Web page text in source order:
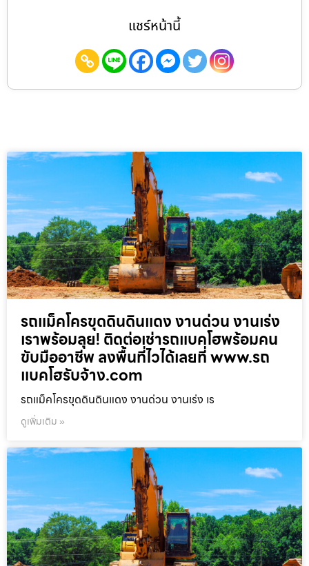
แชร์หน้านี้
รถแม็คโครขุดดินดินแดง งานด่วน งานเร่ง
เราพร้อมลุย! ติดต่อเช่ารถแบคโฮพร้อมคน
ขับมืออาชีพ ลงพื้นที่ไวได้เลยที่ www.รถ
แบคโฮรับจ้าง.com
รถแม็คโครขุดดินดินแดง งานด่วน งานเร่ง เร
ดูเพิ่มเติม »